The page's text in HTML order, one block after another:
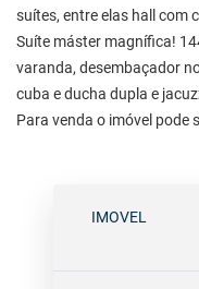
suítes, entre elas hall com
Suíte máster magnífica!
varanda, desembaçador
cuba e ducha dupla e
Para venda o imóvel pode
IMOVEL